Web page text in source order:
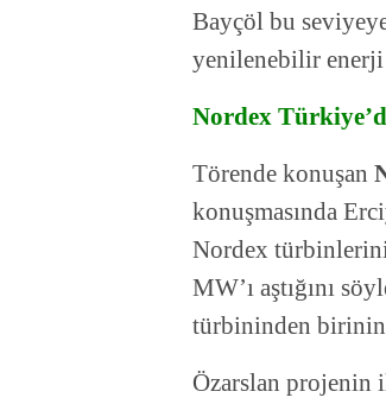
Bayçöl bu
yenilenebilir enerji
Nordex
Törende konuşan
konuşmasında
Nordex
MW’ı aştığını
türbininden
Özarslan projenin